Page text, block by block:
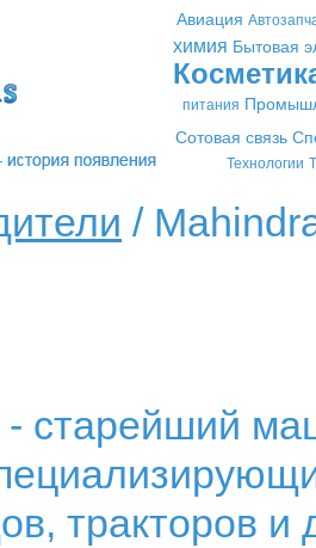
Авиация
химия Бытовая
питания
Сотовая связь
Технологии
/
- старейший
тракторов и